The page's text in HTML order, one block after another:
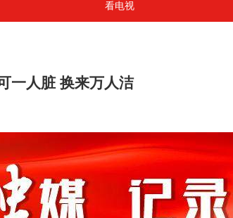
看电视
一人脏 换来万人洁